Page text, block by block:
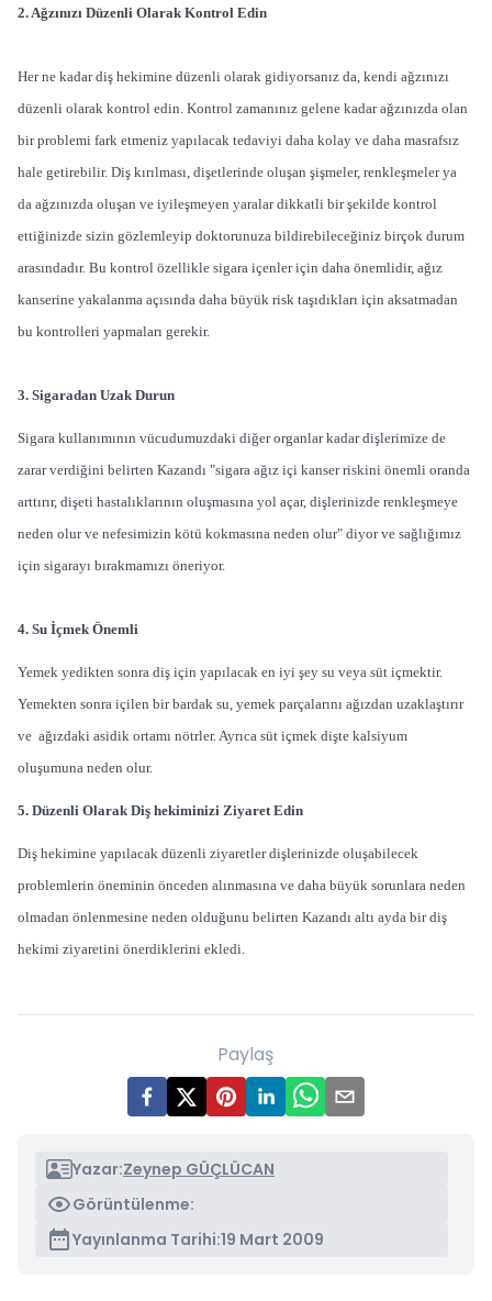
2. Ağzınızı Düzenli Olarak Kontrol Edin
Her ne kadar diş hekimine düzenli olarak gidiyorsanız da, kendi ağzınızı
düzenli olarak kontrol edin. Kontrol zamanınız gelene kadar ağzınızda olan
bir problemi fark etmeniz yapılacak tedaviyi daha kolay ve daha masrafsız
hale getirebilir. Diş kırılması, dişetlerinde oluşan şişmeler, renkleşmeler ya
da ağzınızda oluşan ve iyileşmeyen yaralar dikkatli bir şekilde kontrol
ettiğinizde sizin gözlemleyip doktorunuza bildirebileceğiniz birçok durum
arasındadır. Bu kontrol özellikle sigara içenler için daha önemlidir, ağız
kanserine yakalanma açısında daha büyük risk taşıdıkları için aksatmadan
bu kontrolleri yapmaları gerekir.
3. Sigaradan Uzak Durun
Sigara kullanımının vücudumuzdaki diğer organlar kadar dişlerimize de
zarar verdiğini belirten Kazandı "sigara ağız içi kanser riskini önemli oranda
arttırır, dişeti hastalıklarının oluşmasına yol açar, dişlerinizde renkleşmeye
neden olur ve nefesimizin kötü kokmasına neden olur" diyor ve sağlığımız
için sigarayı bırakmamızı öneriyor.
4. Su İçmek Önemli
Yemek yedikten sonra diş için yapılacak en iyi şey su veya süt içmektir.
Yemekten sonra içilen bir bardak su, yemek parçalarını ağızdan uzaklaştırır
ve ağızdaki asidik ortamı nötrler. Ayrıca süt içmek dişte kalsiyum
oluşumuna neden olur.
5. Düzenli Olarak Diş hekiminizi Ziyaret Edin
Diş hekimine yapılacak düzenli ziyaretler dişlerinizde oluşabilecek
problemlerin öneminin önceden alınmasına ve daha büyük sorunlara neden
olmadan önlenmesine neden olduğunu belirten Kazandı altı ayda bir diş
hekimi ziyaretini önerdiklerini ekledi.
Paylaş
Yazar:Zeynep GÜÇLÜCAN
Görüntülenme:
Yayınlanma Tarihi:19 Mart 2009